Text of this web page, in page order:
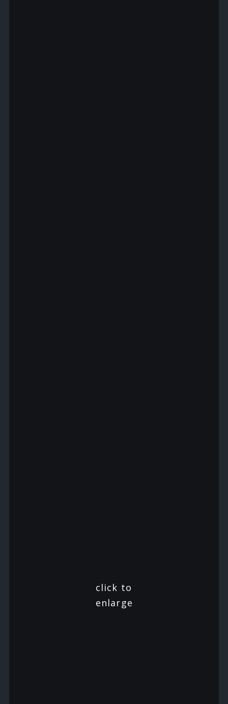
click to
enlarge